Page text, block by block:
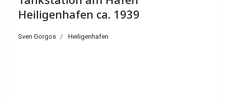
Heiligenhafen ca. 1939
Sven Gorgos Heiligenhafen